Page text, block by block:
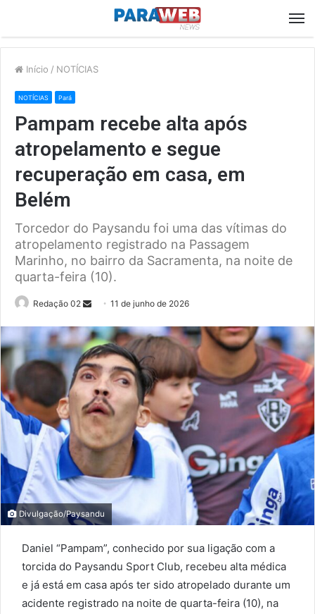
Início / NOTÍCIAS
NOTÍCIAS Pará
Pampam recebe alta após
atropelamento e segue
recuperação em casa, em
Belém
Torcedor do Paysandu foi uma das vítimas do
atropelamento registrado na Passagem
Marinho, no bairro da Sacramenta, na noite de
quarta-feira (10).
Redação 02
Send
email
11 de junho de 2026
Divulgação/Paysandu
Daniel “Pampam”, conhecido por sua ligação com a
torcida do Paysandu Sport Club, recebeu alta médica
e já está em casa após ter sido atropelado durante um
acidente registrado na noite de quarta-feira (10), na